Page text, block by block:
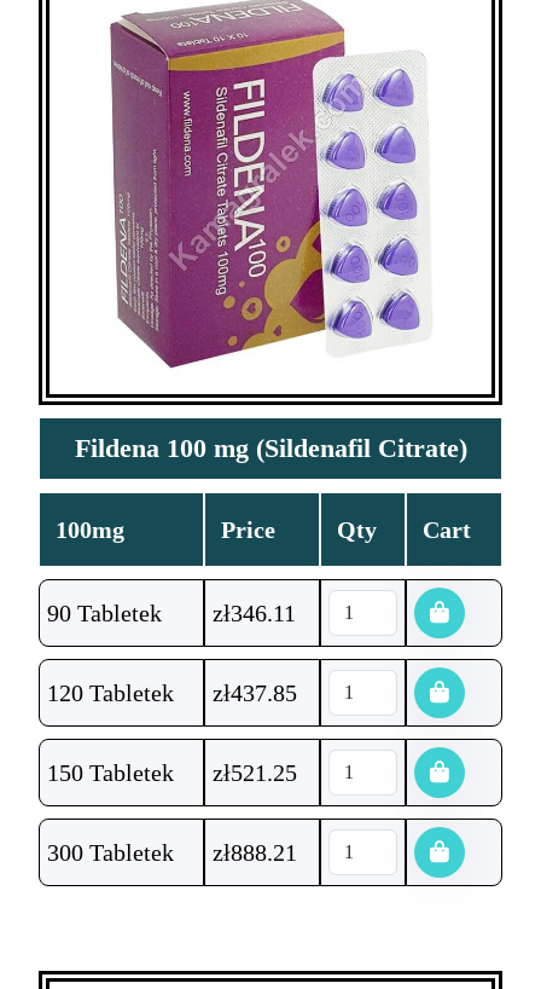
Fildena 100 mg (Sildenafil Citrate)
100mg Price Qty Cart
90 Tabletek zł346.11
120 Tabletek zł437.85
150 Tabletek zł521.25
300 Tabletek zł888.21